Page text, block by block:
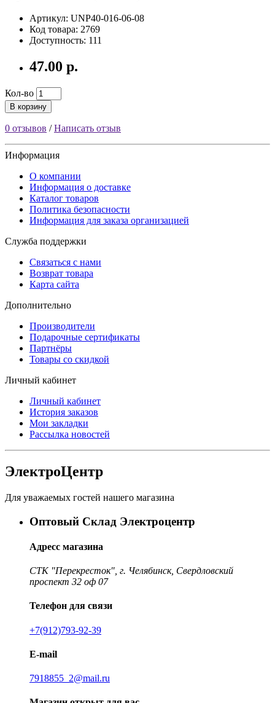
Артикул: UNP40-016-06-08
Код товара: 2769
Доступность: 111
47.00 р.
Кол-во
В корзину
0 отзывов /Написать отзыв
Информация
О компании
Информация о доставке
Каталог товаров
Политика безопасности
Информация для заказа организацией
Служба поддержки
Связаться с нами
Возврат товара
Карта сайта
Дополнительно
Производители
Подарочные сертификаты
Партнёры
Товары со скидкой
Личный кабинет
Личный кабинет
История заказов
Мои закладки
Рассылка новостей
ЭлектроЦентр
Для уважаемых гостей нашего магазина
Оптовый Склад Электроцентр
Адресс магазина
СТК "Перекресток", г. Челябинск, Свердловский
проспект 32 оф 07
Телефон для связи
+7(912)793-92-39
E-mail
7918855_2@mail.ru